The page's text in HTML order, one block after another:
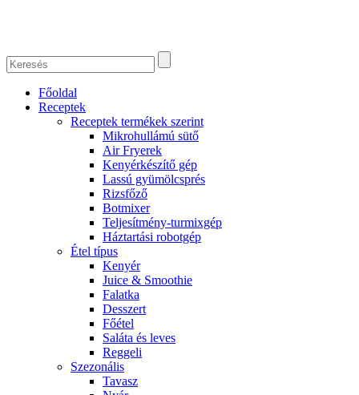
Főoldal
Receptek
Receptek termékek szerint
Mikrohullámú sütő
Air Fryerek
Kenyérkészítő gép
Lassú gyümölcsprés
Rizsfőző
Botmixer
Teljesítmény-turmixgép
Háztartási robotgép
Étel típus
Kenyér
Juice & Smoothie
Falatka
Desszert
Főétel
Saláta és leves
Reggeli
Szezonális
Tavasz